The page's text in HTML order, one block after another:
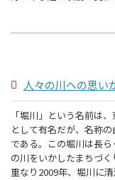
人々の川への思い
「堀川」という名前は
として有名だが、名称
である。この堀川は長
の川をいかしたまちづ
重なり2009年、堀川に清